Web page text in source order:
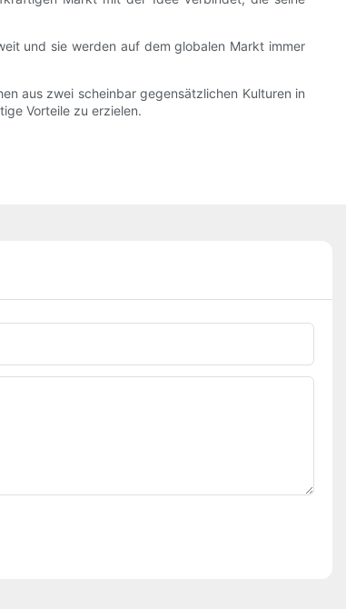
und sie werden auf dem globalen Markt immer
aus zwei scheinbar gegensätzlichen Kulturen in
Vorteile zu erzielen.